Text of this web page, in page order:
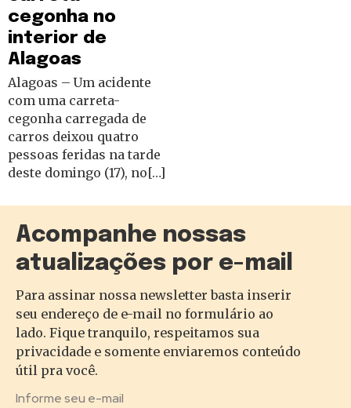
cegonha no
interior de
Alagoas
Alagoas – Um acidente
com uma carreta-
cegonha carregada de
carros deixou quatro
pessoas feridas na tarde
deste domingo (17), no[…]
Acompanhe nossas
atualizações por e-mail
Para assinar nossa newsletter basta inserir
seu endereço de e-mail no formulário ao
lado. Fique tranquilo, respeitamos sua
privacidade e somente enviaremos conteúdo
útil pra você.
Informe seu e-mail